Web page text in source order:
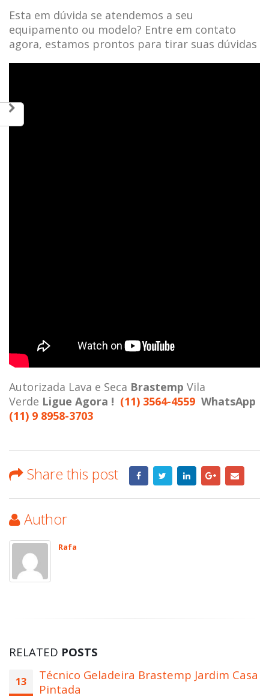
Esta em dúvida se atendemos a seu
equipamento ou modelo? Entre em contato
agora, estamos prontos para tirar suas dúvidas
Autorizada Lava e Seca Brastemp Vila
Verde Ligue Agora ! (11) 3564-4559 WhatsApp
(11) 9 8958-3703
Share this post
Author
Rafa
RELATED POSTS
Geladeira Brastemp Jardim Casa
14